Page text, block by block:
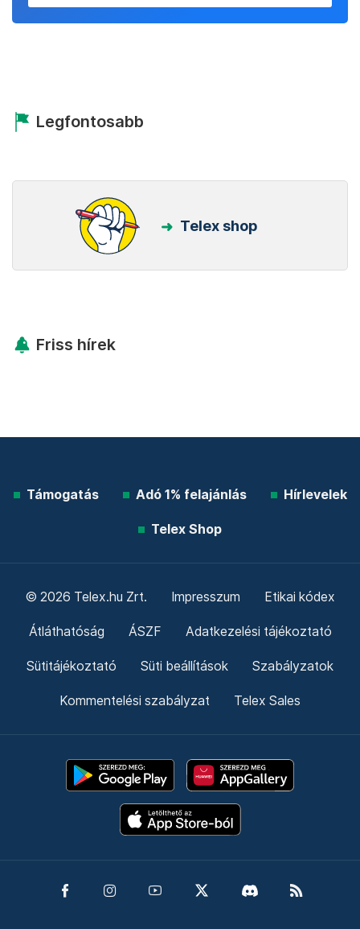
Legfontosabb
Telex shop
Friss hírek
Támogatás Adó 1% felajánlás Hírlevelek
Telex Shop
© 2026 Telex.hu Zrt. Impresszum Etikai kódex
Átláthatóság ÁSZF Adatkezelési tájékoztató
Sütitájékoztató Süti beállítások Szabályzatok
Kommentelési szabályzat Telex Sales